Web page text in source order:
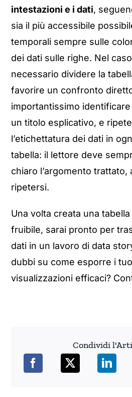
intestazioni e i dati,
sia il più accessibile
temporali sempre sulle
dei dati sulle righe. Nel
necessario dividere la
favorire un confronto
importantissimo
un titolo esplicativo, e
l’etichettatura dei dati in
tabella: il lettore deve
chiaro l’argomento trattato,
ripetersi.
Una volta creata una
fruibile, sarai pronto per
dati in un lavoro di data
dubbi su come esporre i
visualizzazioni efficaci?
Condividi